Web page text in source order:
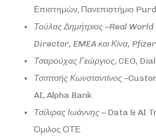
Επιστημών, Πανεπιστήμιο
ΤούλαςΔημήτριος–Real
Director, EMEAκαιΚίνα, Pfizer
ΤσαρούχαςΓεώργιος, CEO,
ΤσιπτσήςΚωνσταντίνος
AI, Alpha Bank
ΤσίλιραςΙωάννης– Data & AI
Όμιλος ΟΤΕ